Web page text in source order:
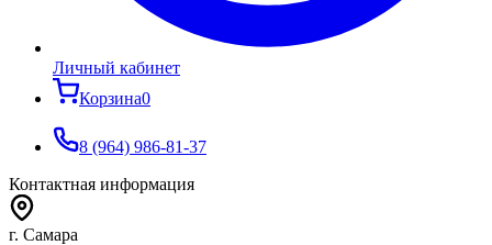
Личный кабинет
Корзина0
8 (964) 986-81-37
Контактная информация
г. Самара